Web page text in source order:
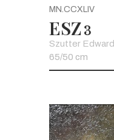
MN.CCXLIV
ESZ 3
Szutter Edward
65/50 cm